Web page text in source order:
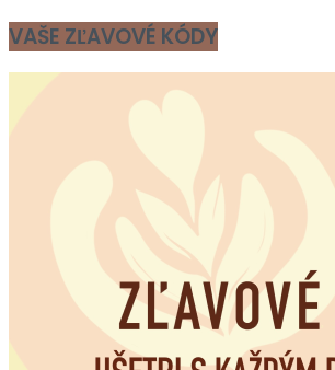
VAŠE ZĽAVOVÉ KÓDY